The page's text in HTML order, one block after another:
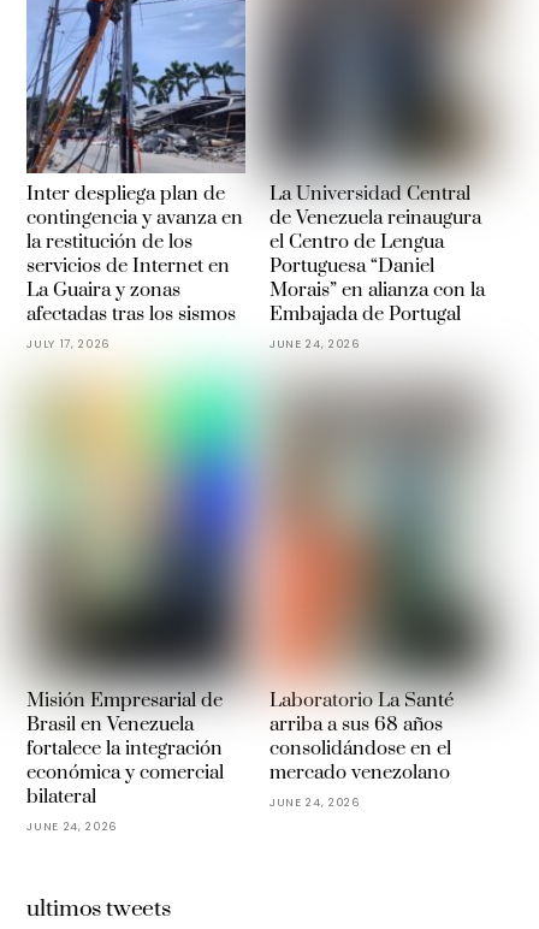
Inter despliega plan de
contingencia y avanza en
la restitución de los
servicios de Internet en
La Guaira y zonas
afectadas tras los sismos
JULY 17, 2026
La Universidad Central
de Venezuela reinaugura
el Centro de Lengua
Portuguesa “Daniel
Morais” en alianza con la
Embajada de Portugal
JUNE 24, 2026
Misión Empresarial de
Brasil en Venezuela
fortalece la integración
económica y comercial
bilateral
JUNE 24, 2026
Laboratorio La Santé
arriba a sus 68 años
consolidándose en el
mercado venezolano
JUNE 24, 2026
ultimos tweets